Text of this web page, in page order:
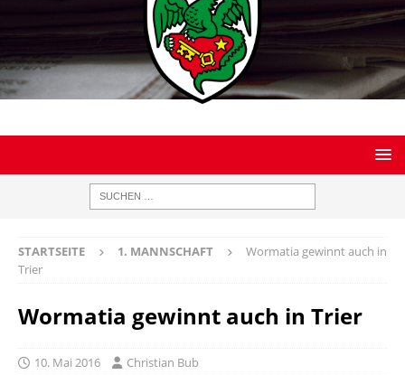
STARTSEITE 1. MANNSCHAFT
Wormatia gewinnt auch in
Trier
Wormatia gewinnt auch in Trier
10. Mai 2016 Christian Bub